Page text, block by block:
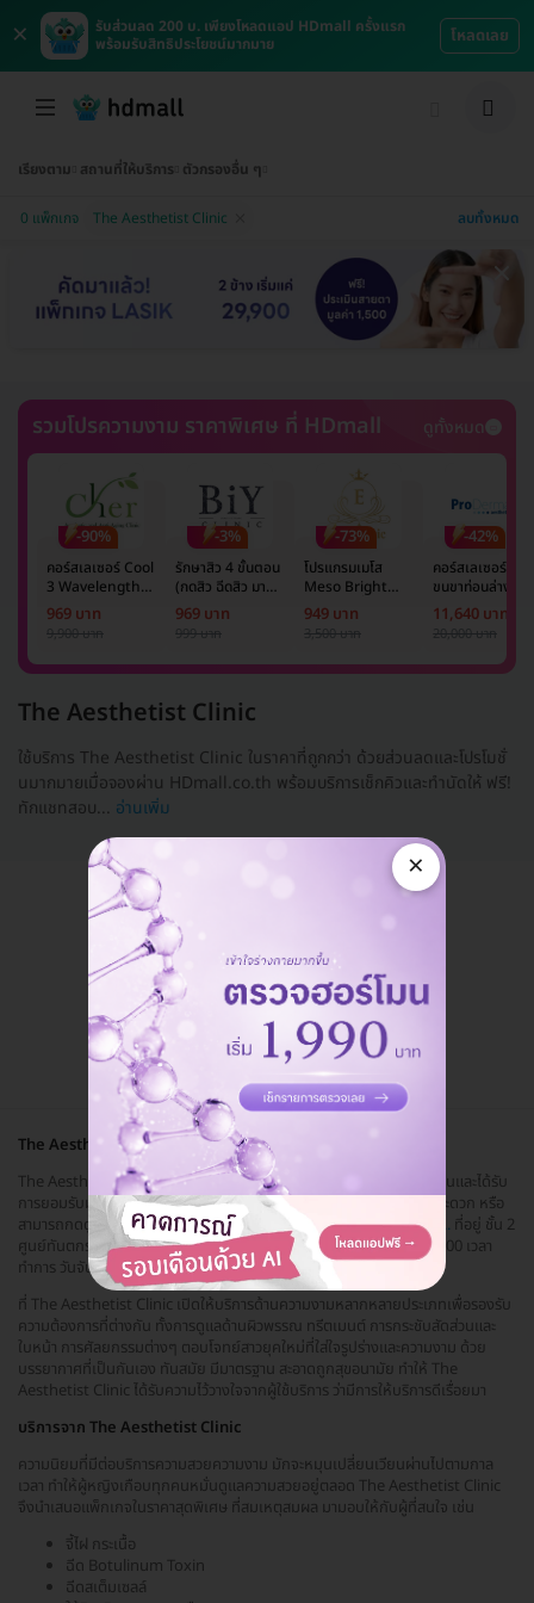
×
รับส่วนลด 200 บ. เพียงโหลดแอป HDmall ครั้งแรก
พร้อมรับสิทธิประโยชน์มากมาย
โหลดเลย
เรียงตาม สถานที่ให้บริการ ตัวกรองอื่น ๆ
0 แพ็กเกจ The Aesthetist Clinic ลบทั้งหมด
รวมโปรความงาม ราคาพิเศษ ที่ HDmall ดูทั้งหมด
-90%
คอร์สเลเซอร์ Cool
3 Wavelength
Diode กำจัดขน
รักแร้ 1 ปี 12 ครั้ง
969 บาท
9,900 บาท
-3%
รักษาสิว 4 ขั้นตอน
(กดสิว ฉีดสิว มาส์ก
หน้า และฉายแสง)
1 ครั้ง
969 บาท
999 บาท
-73%
โปรแกรมเมโส
Meso Bright
จำนวนซีซีขึ้นอยู่กับ
แพทย์ประเมิน เพื่อ
ครั้ง
949 บาท
3,500 บาท
-42%
คอร์สเลเซอร์กำจั
ขนขาท่อนล่าง 2
ข้าง 5 ครั้ง ด้วย
เลเซอร์
11,640 บาท
20,000 บาท
The Aesthetist Clinic
ใช้บริการ The Aesthetist Clinic ในราคาที่ถูกกว่า ด้วยส่วนลดและโปรโมชั่
นมากมายเมื่อจองผ่าน HDmall.co.th พร้อมบริการเช็กคิวและทำนัดให้ ฟรี!
ทักแชทสอบ... อ่านเพิ่ม
แอดมินพร้อมดูแลคุณทุกวันทางไลน์
คุยกับแอดมิน ฟรี!
The Aesthetist Clinic
The Aesthetist Clinic สถาบันเสริมความงามแบบครบวงจร ที่มีมาตรฐานและได้รับ
การยอมรับมานาน The Aesthetist Clinic ตั้งอยู่ที่เขตจตุจักร เดินทางสะดวก หรือ
สามารถกดดูแผนที่ได้ที่ลิ้งค์นี้https://goo.gl/maps/m8mUFEiyno... ที่อยู่ ชั้น 2
ศูนย์ทันตกรรมรัชดา แขวงจันทรเกษม เขตจตุจักร กรุงเทพมหานคร 10900 เวลา
ทำการ วันจันทร์-อาทิตย์ (ทุกวัน) 11.00-18.00 น.
ที่ The Aesthetist Clinic เปิดให้บริการด้านความงามหลากหลายประเภทเพื่อรองรับ
ความต้องการที่ต่างกัน ทั้งการดูแลด้านผิวพรรณ ทรีตเมนต์ การกระชับสัดส่วนและ
ใบหน้า การศัลยกรรมต่างๆ ตอบโจทย์สาวยุคใหม่ที่ใส่ใจรูปร่างและความงาม ด้วย
บรรยากาศที่เป็นกันเอง ทันสมัย มีมาตรฐาน สะอาดถูกสุขอนามัย ทำให้ The
Aesthetist Clinic ได้รับความไว้วางใจจากผู้ใช้บริการ ว่ามีการให้บริการดีเรื่อยมา
บริการจาก The Aesthetist Clinic
ความนิยมที่มีต่อบริการความสวยความงาม มักจะหมุนเปลี่ยนเวียนผ่านไปตามกาล
เวลา ทำให้ผู้หญิงเกือบทุกคนหมั่นดูแลความสวยอยู่ตลอด The Aesthetist Clinic
จึงนำเสนอแพ็กเกจในราคาสุดพิเศษ ที่สมเหตุสมผล มามอบให้กับผู้ที่สนใจ เช่น
จี้ไฝ กระเนื้อ
ฉีด Botulinum Toxin
ฉีดสเต็มเซลล์
×